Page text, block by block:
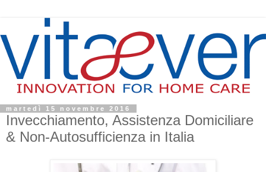
martedì 15 novembre 2016
Invecchiamento, Assistenza Domiciliare
& Non-Autosufficienza in Italia